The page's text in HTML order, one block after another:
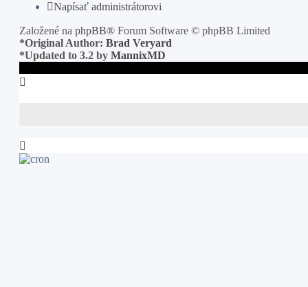
Napísať administrátorovi
Založené na phpBB® Forum Software © phpBB Limited
*Original Author: Brad Veryard
*Updated to 3.2 by MannixMD